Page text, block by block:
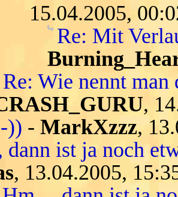
15.04.2005,
Re: Mit
Re: Wie nennt man
,
)) - MarkXzzz,
dann ist ja noch
, 13.04.2005,